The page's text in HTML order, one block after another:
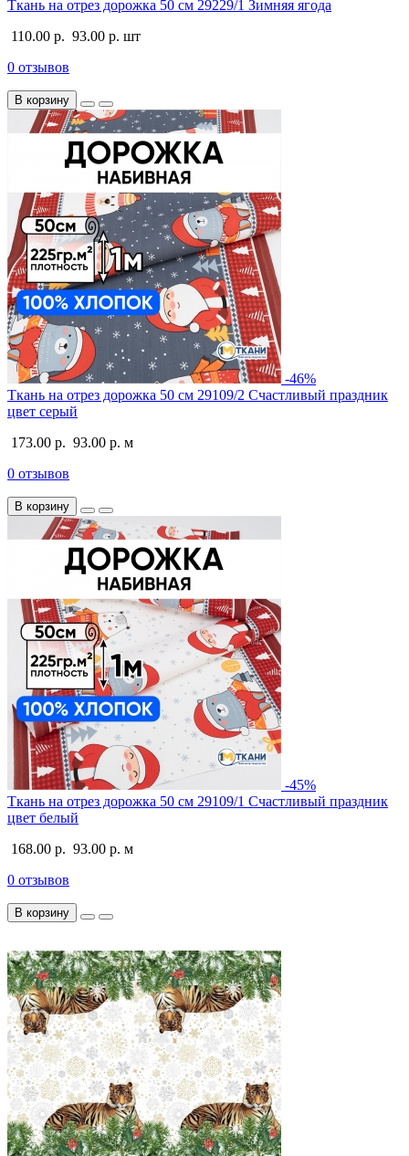
Ткань на отрез дорожка 50 см 29229/1 Зимняя ягода
110.00 р. 93.00 р. шт
0 отзывов
В корзину
-46%
Ткань на отрез дорожка 50 см 29109/2 Счастливый праздник
цвет серый
173.00 р. 93.00 р. м
0 отзывов
В корзину
-45%
Ткань на отрез дорожка 50 см 29109/1 Счастливый праздник
цвет белый
168.00 р. 93.00 р. м
0 отзывов
В корзину